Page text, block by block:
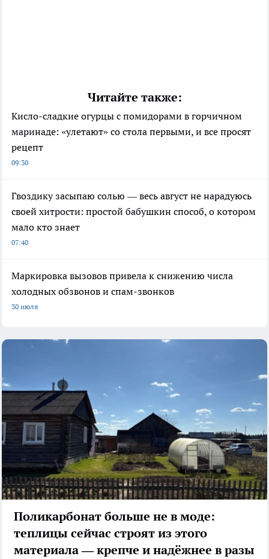
Читайте также:
Кисло-сладкие огурцы с помидорами в горчичном
маринаде: «улетают» со стола первыми, и все просят
рецепт
09:30
Гвоздику засыпаю солью — весь август не нарадуюсь
своей хитрости: простой бабушкин способ, о котором
мало кто знает
07:40
Маркировка вызовов привела к снижению числа
холодных обзвонов и спам-звонков
30 июля
Поликарбонат больше не в моде:
теплицы сейчас строят из этого
материала — крепче и надёжнее в разы